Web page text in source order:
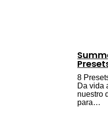
8
Da vida
nuestro
para…